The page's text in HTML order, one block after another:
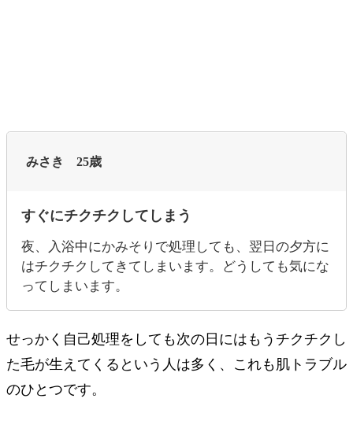
みさき 25歳
すぐにチクチクしてしまう
夜、入浴中にかみそりで処理しても、翌日の夕方に
はチクチクしてきてしまいます。どうしても気にな
ってしまいます。
せっかく自己処理をしても次の日にはもうチクチクし
た毛が生えてくるという人は多く、これも肌トラブル
のひとつです。